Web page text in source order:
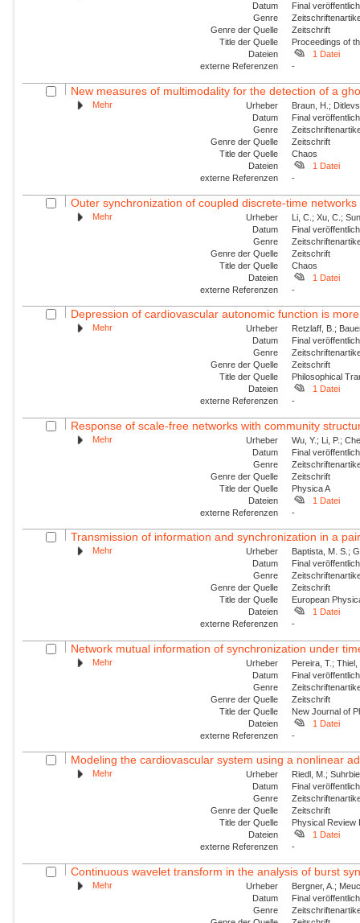
Datum
Final
Genre
Genre der Quelle
Zeitschrift
Title der Quelle
Proceedings of
Dateien
1 Datei
externe Referenzen
-
New measures of multimodality for the detection of a
Mehr Urheber
Braun, H.;
Datum
Final
Genre
Genre der Quelle
Zeitschrift
Title der Quelle
Chaos
Dateien
1 Datei
externe Referenzen
-
Outer synchronization of coupled discrete-time networks
Mehr Urheber
Li, C.; Xu, C.;
Datum
Final
Genre
Genre der Quelle
Zeitschrift
Title der Quelle
Chaos
Dateien
1 Datei
externe Referenzen
-
Depression of cardiovascular autonomic function is
Mehr Urheber
Retzlaff, B.;
Datum
Final
Genre
Genre der Quelle
Zeitschrift
Title der Quelle
Philosophical
Dateien
1 Datei
externe Referenzen
-
Response of scale-free networks with community
Mehr Urheber
Wu, Y.; Li, P.;
Datum
Final
Genre
Genre der Quelle
Zeitschrift
Title der Quelle
Physica A
Dateien
1 Datei
externe Referenzen
-
Transmission of information and synchronization in a
Mehr Urheber
Baptista, M. S.;
Datum
Final
Genre
Genre der Quelle
Zeitschrift
Title der Quelle
European
Dateien
1 Datei
externe Referenzen
-
Network mutual information of synchronization under
Mehr Urheber
Pereira, T.;
Datum
Final
Genre
Genre der Quelle
Zeitschrift
Title der Quelle
New Journal of
Dateien
1 Datei
externe Referenzen
-
Modeling the cardiovascular system using a nonlinear
Mehr Urheber
Riedl, M.;
Datum
Final
Genre
Genre der Quelle
Zeitschrift
Title der Quelle
Physical Review
Dateien
1 Datei
externe Referenzen
-
Continuous wavelet transform in the analysis of burst
Mehr Urheber
Bergner, A.;
Datum
Final
Genre